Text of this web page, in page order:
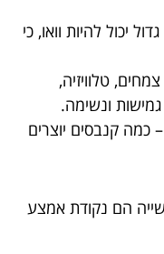
יכול להיות וואו, כי
טלוויזיה,
ונשימה.
כמה קנבסים יוצרים
הם נקודת אמצע